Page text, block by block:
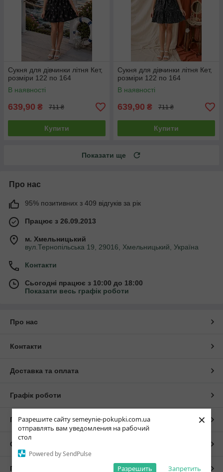
Разрешите сайту semeynie-pokupki.com.ua
отправлять вам уведомления на рабочий
стол
Powered by SendPulse
Запретить
Разрешить
×
Сукня для дівчинки літня Кет,
розміри 122 по 164
В наявності
639,90 ₴ 711 ₴
Купити
Сукня для дівчинки літня Кет,
розміри 122 по 164
В наявності
639,90 ₴ 711 ₴
Купити
Показати ще
Про нас
95% позитивних з 409 відгуків за рік
Працює з 26.09.2013
м. Хмельницький
вул.Тернопільська 19, 29016, Хмельницький, Україна
Контакти
Сьогодні працює з 10:00 до 18:00
Показати весь графік роботи
Про нас
Контакти
Доставка та оплата
Графік роботи
Повна версія сайту
Сайт створено на маркетплейсі
Політика конфіденційності